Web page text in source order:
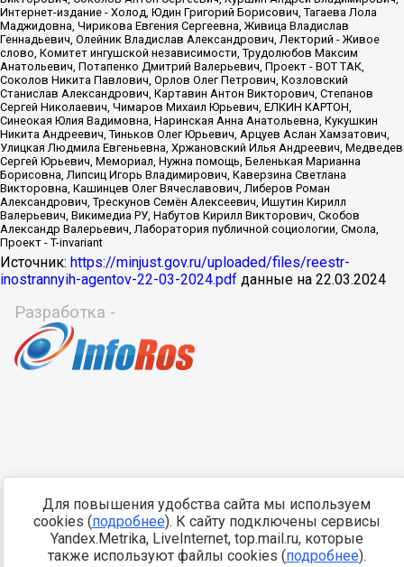
Источник: https://minjust.gov.ru/uploaded/files/reestr-
inostrannyih-agentov-22-03-2024.pdf данные на 22.03.2024
Разработка -
Для повышения удобства сайта мы используем
cookies (подробнее). К сайту подключены сервисы
Yandex.Metrika, LiveInternet, top.mail.ru, которые
также используют файлы cookies (подробнее).